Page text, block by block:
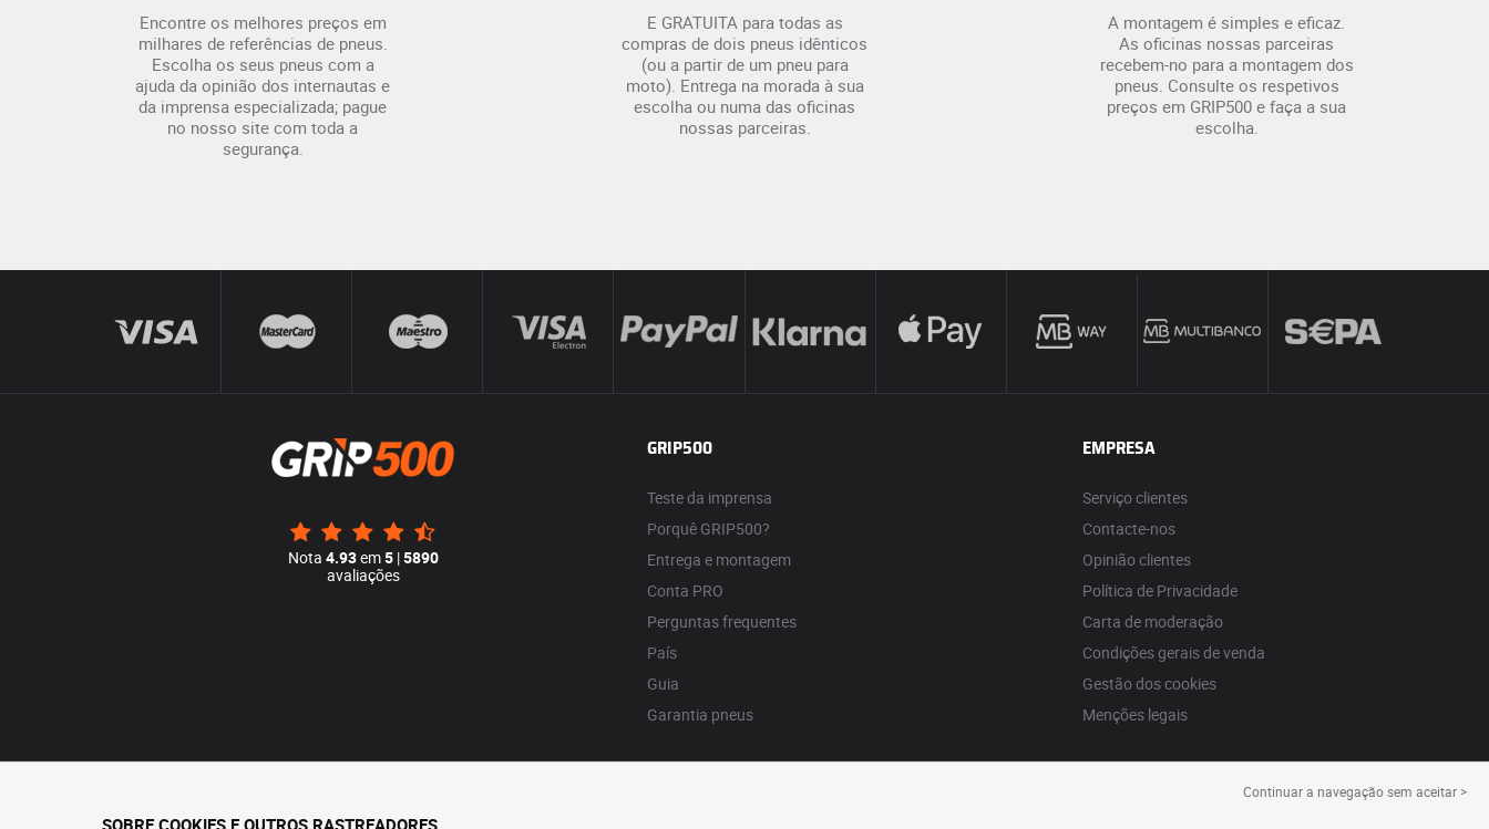
Encontre os melhores preços em
milhares de referências de pneus.
Escolha os seus pneus com a
ajuda da opinião dos internautas e
da imprensa especializada; pague
no nosso site com toda a
segurança.
E GRATUITA para todas as
compras de dois pneus idênticos
(ou a partir de um pneu para
moto). Entrega na morada à sua
escolha ou numa das oficinas
nossas parceiras.
A montagem é simples e eficaz.
As oficinas nossas parceiras
recebem-no para a montagem dos
pneus. Consulte os respetivos
preços em GRIP500 e faça a sua
escolha.
Nota 4.93em5|5890
avaliações
GRIP500
Teste da imprensa
Porquê GRIP500?
Entrega e montagem
Conta PRO
Perguntas frequentes
País
Guia
Garantia pneus
EMPRESA
Serviço clientes
Contacte-nos
Opinião clientes
Política de Privacidade
Carta de moderação
Condições gerais de venda
Gestão dos cookies
Menções legais
Continuar a navegação sem aceitar >
SOBRE COOKIES E OUTROS RASTREADORES